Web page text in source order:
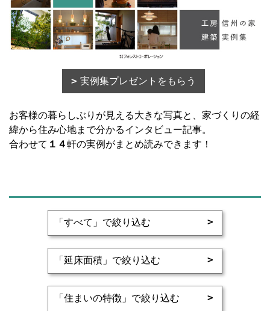
実例集プレゼントをもらう
お客様の暮らしぶりが見える大きな写真と、家づくりの経
緯から住み心地まで分かるインタビュー記事。
合わせて １４軒の実例がまとめ読みできます！